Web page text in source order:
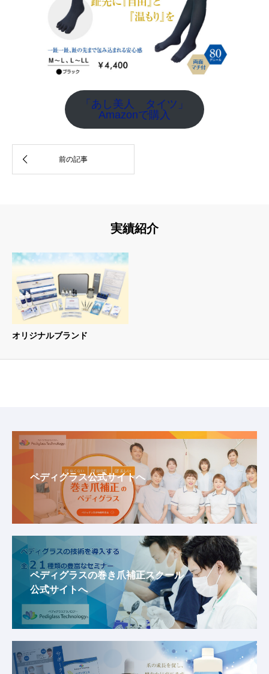
「あし美人 タイツ」
Amazonで購入
実績紹介
オリジナルブランド
ペディグラス公式サイトへ
ペディグラスの巻き爪補正スクール
公式サイトへ